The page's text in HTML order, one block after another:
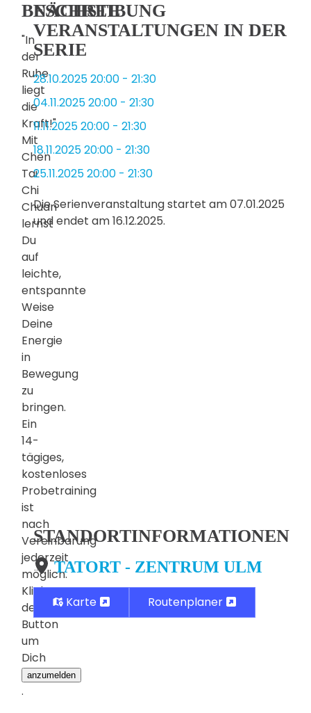
BESCHREIBUNG
"In
der
Ruhe
liegt
die
Kraft!"
Mit
Chen
Tai
Chi
Chuan
lernst
Du
auf
leichte,
entspannte
Weise
Deine
Energie
in
Bewegung
zu
bringen.
Ein
14-
tägiges,
kostenloses
Probetraining
ist
nach
Vereinbarung
jederzeit
möglich.
Klicke
den
Button
um
Dich
anzumelden
.
NÄCHSTE
VERANSTALTUNGEN IN DER
SERIE
28.10.202520:00 - 21:30
04.11.202520:00 - 21:30
11.11.202520:00 - 21:30
18.11.202520:00 - 21:30
25.11.202520:00 - 21:30
Die Serienveranstaltung startet am 07.01.2025
und endet am 16.12.2025.
STANDORTINFORMATIONEN
TATORT - ZENTRUM ULM
Karte Routenplaner